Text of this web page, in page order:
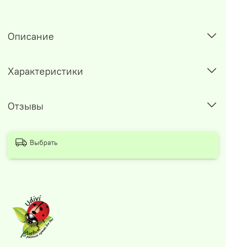
Описание
Характеристики
Отзывы
Выбрать